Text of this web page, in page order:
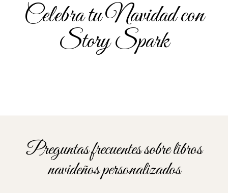
Celebra tu Navidad con
Story Spark
Preguntas frecuentes sobre libros
navideños personalizados